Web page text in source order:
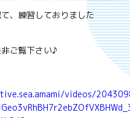
、練習しておりました
ご覧下さい♪
videos/